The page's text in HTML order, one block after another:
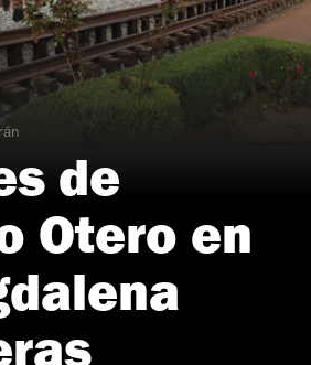
de
Otero en